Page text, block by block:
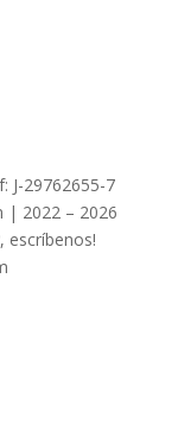
J-29762655-7
| 2022 – 2026
escríbenos!